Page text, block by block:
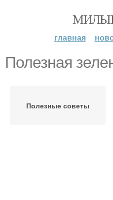
главная
Полезная
Полезные советы